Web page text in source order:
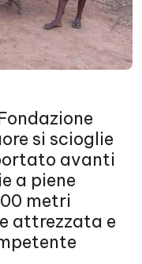
si scioglie
avanti
a piene
metri
attrezzata e